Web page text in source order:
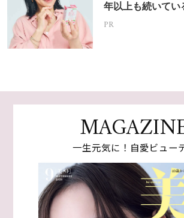
年以上も続いてい
PR
一生元気に！自愛ビュー